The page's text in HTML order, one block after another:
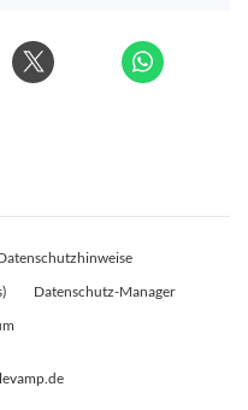
Datenschutz-Manager